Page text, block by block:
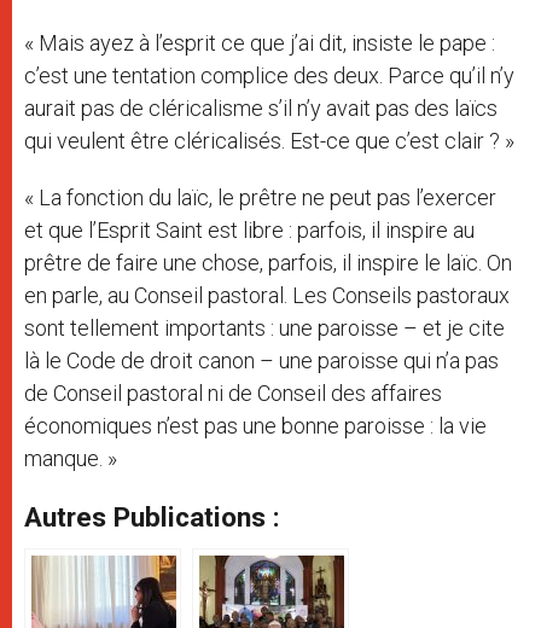
« Mais ayez à l’esprit ce que j’ai dit, insiste le pape :
c’est une tentation complice des deux. Parce qu’il n’y
aurait pas de cléricalisme s’il n’y avait pas des laïcs
qui veulent être cléricalisés. Est-ce que c’est clair ? »
« La fonction du laïc, le prêtre ne peut pas l’exercer
et que l’Esprit Saint est libre : parfois, il inspire au
prêtre de faire une chose, parfois, il inspire le laïc. On
en parle, au Conseil pastoral. Les Conseils pastoraux
sont tellement importants : une paroisse – et je cite
là le Code de droit canon – une paroisse qui n’a pas
de Conseil pastoral ni de Conseil des affaires
économiques n’est pas une bonne paroisse : la vie
manque. »
Autres Publications :